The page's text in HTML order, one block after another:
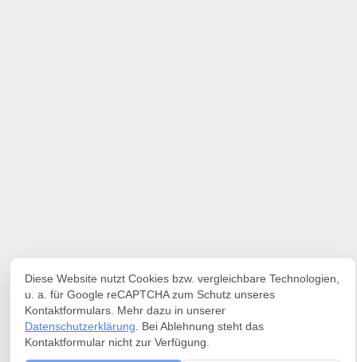
Diese Website nutzt Cookies bzw. vergleichbare Technologien,
u. a. für Google reCAPTCHA zum Schutz unseres
Kontaktformulars. Mehr dazu in unserer
Datenschutzerklärung . Bei Ablehnung steht das
Kontaktformular nicht zur Verfügung.